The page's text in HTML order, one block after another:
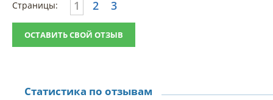
Страницы: 1 2 3
ОСТАВИТЬ СВОЙ ОТЗЫВ
Статистика по отзывам